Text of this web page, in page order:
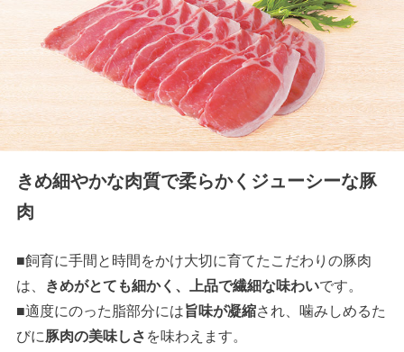
きめ細やかな肉質で柔らかくジューシーな豚
肉
■飼育に手間と時間をかけ大切に育てたこだわりの豚肉
は、
きめがとても細かく、上品で繊細な味わいです。
■適度にのった脂部分には旨味が凝縮され、噛みしめるた
びに豚肉の美味しさ を味わえます。